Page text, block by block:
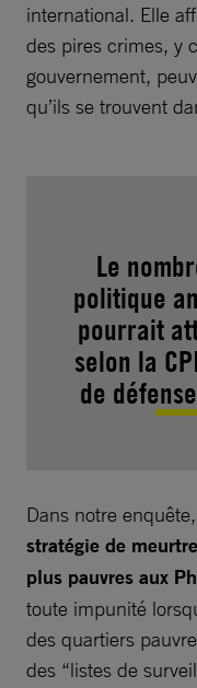
international. Elle
des pires crimes, y
gouvernement,
qu’ils se trouvent
Le
politique
pourrait
selon la
de
Dans notre
stratégie de
plus pauvres aux
toute impunité
des quartiers
des “listes de